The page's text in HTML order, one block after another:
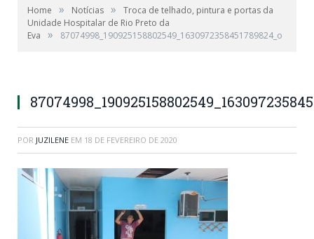
Home » Notícias »
Troca de telhado, pintura e portas da
Unidade Hospitalar de Rio Preto da
Eva
» 87074998_190925158802549_1630972358451789824_o
POR JUZILENE EM 18 DE FEVEREIRO DE 2020